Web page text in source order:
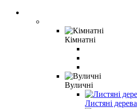
Кімнатні
Вуличні
Листяні дерева